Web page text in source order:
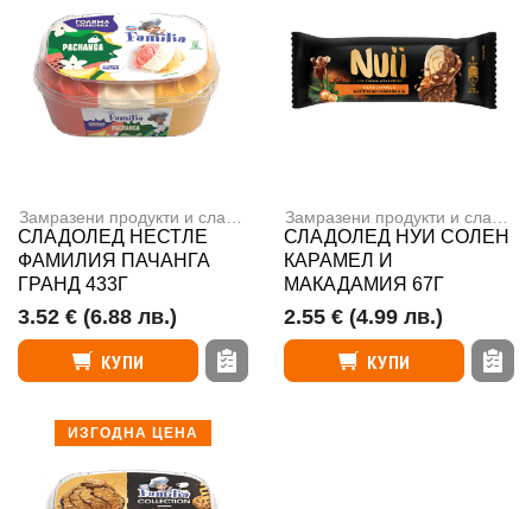
Сладоледи
СЛАДОЛЕД НЕСТЛЕ
ФАМИЛИЯ ПАЧАНГА
ГРАНД 433Г
3.52 € (6.88 лв.)
КУПИ
СЛАДОЛЕД НУИ СОЛЕН
КАРАМЕЛ И
МАКАДАМИЯ 67Г
2.55 € (4.99 лв.)
КУПИ
ИЗГОДНА ЦЕНА